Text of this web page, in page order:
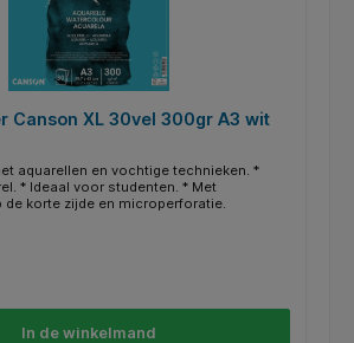
Canson XL 30vel 300gr A3 wit
aquarellen en vochtige technieken. *
* Ideaal voor studenten. * Met
de korte zijde en microperforatie.
In de winkelmand